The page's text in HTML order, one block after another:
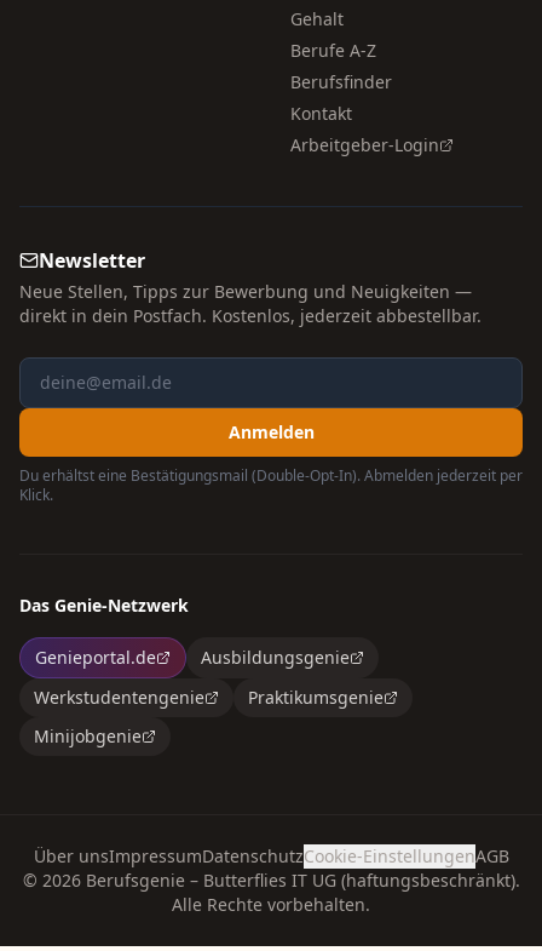
Gehalt
Berufe A-Z
Berufsfinder
Kontakt
Arbeitgeber-Login
Newsletter
Neue Stellen, Tipps zur Bewerbung und Neuigkeiten —
direkt in dein Postfach. Kostenlos, jederzeit abbestellbar.
Anmelden
Du erhältst eine Bestätigungsmail (Double-Opt-In). Abmelden jederzeit per
Klick.
Das Genie-Netzwerk
Genieportal.de
Ausbildungsgenie
Werkstudentengenie
Praktikumsgenie
Minijobgenie
Über unsImpressumDatenschutzCookie-EinstellungenAGB
© 2026Berufsgenie – Butterflies IT UG (haftungsbeschränkt).
Alle Rechte vorbehalten.